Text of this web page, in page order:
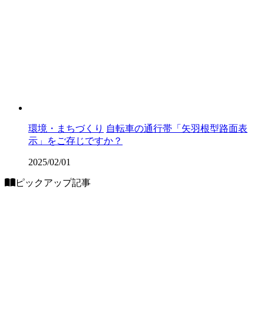
環境・まちづくり 自転車の通行帯「矢羽根型路面表
示」をご存じですか？
2025/02/01
ピックアップ記事